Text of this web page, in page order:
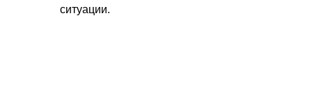
ситуации.